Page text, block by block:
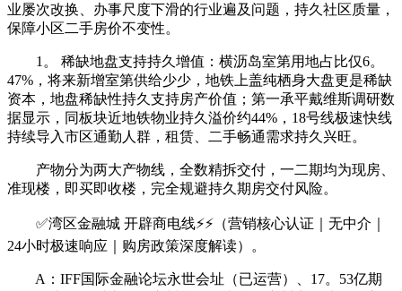
业屡次改换、办事尺度下滑的行业遍及问题，持久社区质量，
保障小区二手房价不变性。
1。 稀缺地盘支持持久增值：横沥岛室第用地占比仅6。
47%，将来新增室第供给少少，地铁上盖纯栖身大盘更是稀缺
资本，地盘稀缺性持久支持房产价值；第一承平戴维斯调研数
据显示，同板块近地铁物业持久溢价约44%，18号线极速快线
持续导入市区通勤人群，租赁、二手畅通需求持久兴旺。
产物分为两大产物线，全数精拆交付，一二期均为现房、
准现楼，即买即收楼，完全规避持久期房交付风险。
✅湾区金融城 开辟商电线⚡⚡（营销核心认证｜无中介｜
24小时极速响应｜购房政策深度解读）。
A：IFF国际金融论坛永世会址（已运营）、17。53亿期